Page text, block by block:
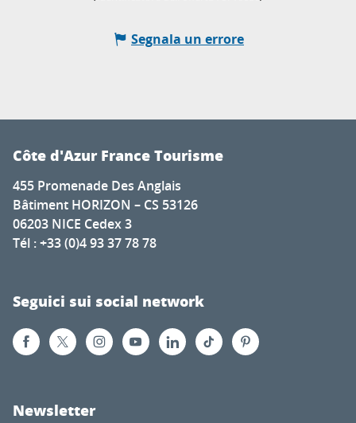
Segnala un errore
Côte d'Azur France Tourisme
455 Promenade Des Anglais
Bâtiment HORIZON – CS 53126
06203 NICE Cedex 3
Tél : +33 (0)4 93 37 78 78
Seguici sui social network
Newsletter